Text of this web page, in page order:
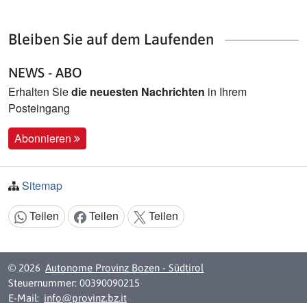
Bleiben Sie auf dem Laufenden
NEWS - ABO
Erhalten Siedie neuesten Nachrichten in Ihrem
Posteingang
Abonnieren
Sitemap
Inhalt teilen:
Teilen Teilen Teilen
© 2026 Autonome Provinz Bozen - Südtirol
Steuernummer: 00390090215
E-Mail: info@provinz.bz.it